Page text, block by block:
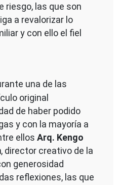
riesgo, las que son
a revalorizar lo
y con ello el fiel
una de las
original
de haber podido
y con la mayoría a
ellos Arq. Kengo
, director creativo de la
generosidad
reflexiones, las que